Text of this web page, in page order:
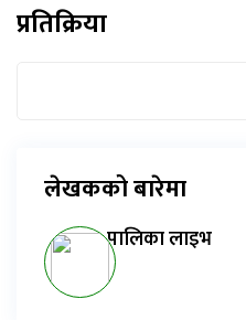
प्रतिक्रिया
लेखकको बारेमा
पालिका लाइभ